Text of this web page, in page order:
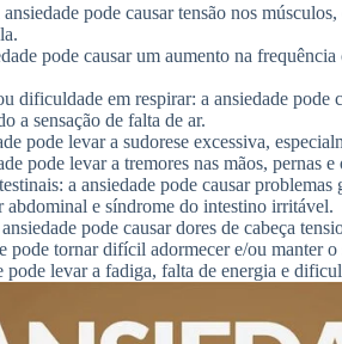
pode causar tensão nos
pode causar um aumento na
dificuldade em respirar: a ansiedade pode
a sensação de falta de ar.
pode levar a sudorese excessiva,
pode levar a tremores nas mãos, pernas
a ansiedade pode causar
abdominal e síndrome do intestino irritável.
pode causar dores de cabeça
pode tornar difícil adormecer e/ou manter o
pode levar a fadiga, falta de energia e